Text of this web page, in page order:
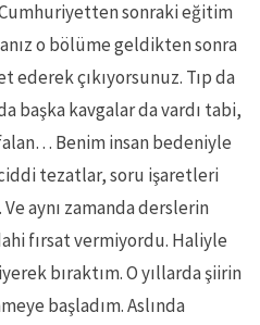
sonraki eğitim
o bölüme geldikten sonra
çıkıyorsunuz. Tıp da
başka kavgalar da vardı tabi,
Benim insan bedeniyle
tezatlar, soru işaretleri
aynı zamanda derslerin
fırsat vermiyordu. Haliyle
bıraktım. O yıllarda şiirin
başladım. Aslında